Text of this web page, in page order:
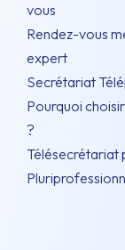
vous
Rendez-vous
expert
Secrétariat
Pourquoi
?
Télésecrétariat